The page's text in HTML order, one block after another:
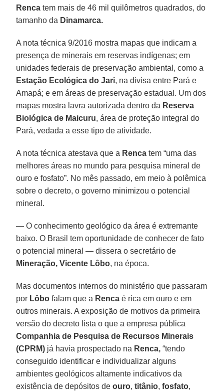
Renca tem mais de 46 mil quilômetros quadrados, do
tamanho da Dinamarca.
A nota técnica 9/2016 mostra mapas que indicam a
presença de minerais em reservas indígenas; em
unidades federais de preservação ambiental, como a
Estação Ecológica do Jari, na divisa entre Pará e
Amapá; e em áreas de preservação estadual. Um dos
mapas mostra lavra autorizada dentro da Reserva
Biológica de Maicuru, área de proteção integral do
Pará, vedada a esse tipo de atividade.
A nota técnica atestava que a Renca tem “uma das
melhores áreas no mundo para pesquisa mineral de
ouro e fosfato”. No mês passado, em meio à polêmica
sobre o decreto, o governo minimizou o potencial
mineral.
— O conhecimento geológico da área é extremante
baixo. O Brasil tem oportunidade de conhecer de fato
o potencial mineral — dissera o secretário de
Mineração, Vicente Lôbo, na época.
Mas documentos internos do ministério que passaram
por Lôbo falam que a Renca é rica em ouro e em
outros minerais. A exposição de motivos da primeira
versão do decreto lista o que a empresa pública
Companhia de Pesquisa de Recursos Minerais
(CPRM) já havia prospectado na Renca, “tendo
conseguido identificar e individualizar alguns
ambientes geológicos altamente indicativos da
existência de depósitos deouro, titânio, fosfato,